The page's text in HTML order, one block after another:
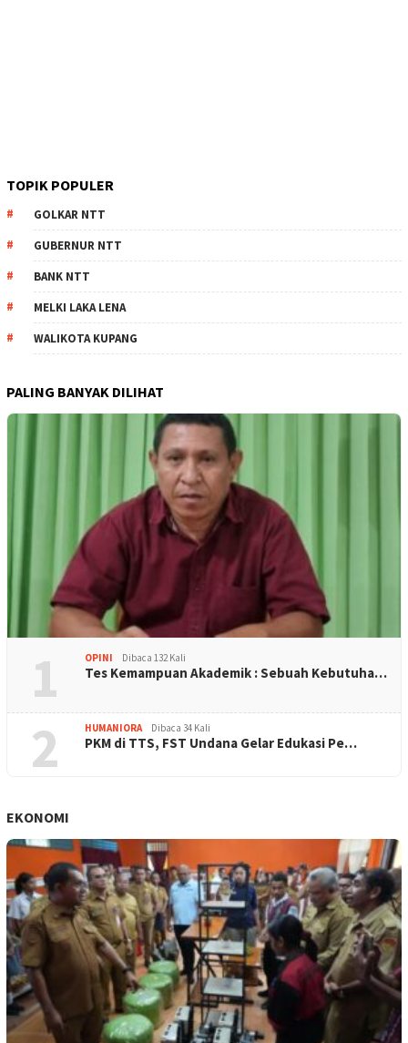
TOPIK POPULER
GOLKAR NTT
GUBERNUR NTT
BANK NTT
MELKI LAKA LENA
WALIKOTA KUPANG
PALING BANYAK DILIHAT
1 OPINI Dibaca 132 Kali
Tes Kemampuan Akademik : Sebuah Kebutuha…
2 HUMANIORA Dibaca 34 Kali
PKM di TTS, FST Undana Gelar Edukasi Pe…
EKONOMI